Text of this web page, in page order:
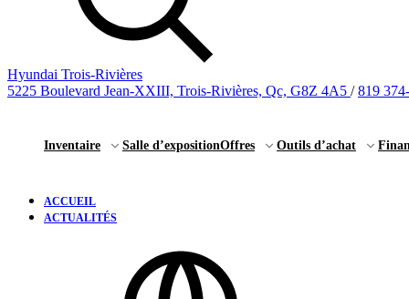
Hyundai Trois-Rivières
5225 Boulevard Jean-XXIII, Trois-Rivières, Qc, G8Z 4A5 / 819
Inventaire Salle d’expositionOffres Outils d’achat
ACCUEIL
ACTUALITÉS